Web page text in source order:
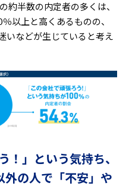
約半数の内定者の多くは、
以上と高くあるものの、
いなどが生じていると考え
」という気持ち、
の人で「不安」や